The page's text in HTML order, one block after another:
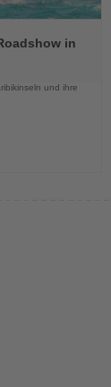
in
und ihre